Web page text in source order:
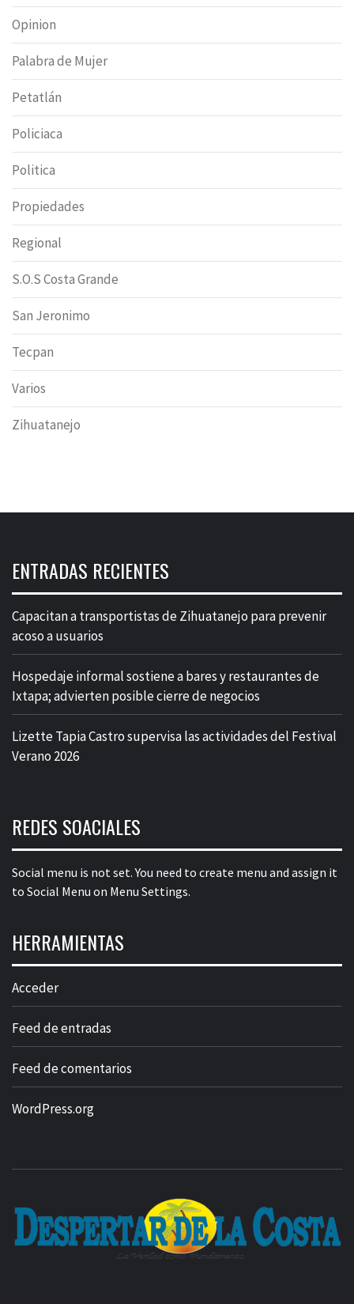
Opinion
Palabra de Mujer
Petatlán
Policiaca
Politica
Propiedades
Regional
S.O.S Costa Grande
San Jeronimo
Tecpan
Varios
Zihuatanejo
ENTRADAS RECIENTES
Capacitan a transportistas de Zihuatanejo para prevenir
acoso a usuarios
Hospedaje informal sostiene a bares y restaurantes de
Ixtapa; advierten posible cierre de negocios
Lizette Tapia Castro supervisa las actividades del Festival
Verano 2026
REDES SOACIALES
Social menu is not set. You need to create menu and assign it
to Social Menu on Menu Settings.
HERRAMIENTAS
Acceder
Feed de entradas
Feed de comentarios
WordPress.org